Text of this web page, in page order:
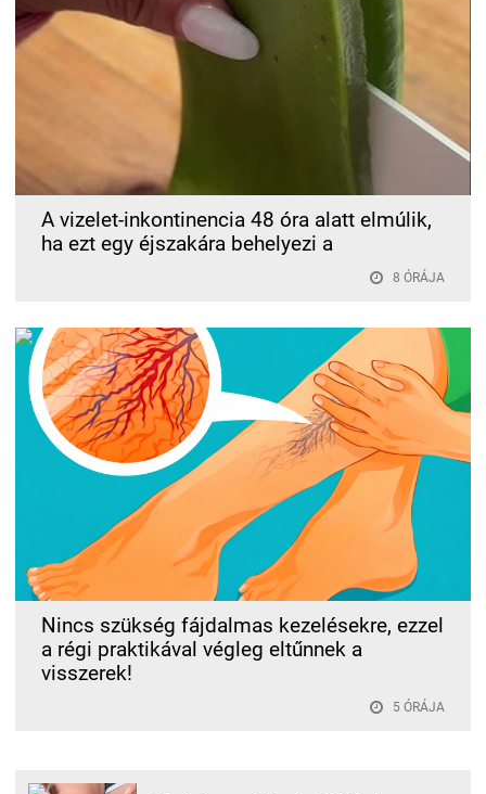
A vizelet-inkontinencia 48 óra alatt elmúlik,
ha ezt egy éjszakára behelyezi a
8 ÓRÁJA
Nincs szükség fájdalmas kezelésekre, ezzel
a régi praktikával végleg eltűnnek a
visszerek!
5 ÓRÁJA